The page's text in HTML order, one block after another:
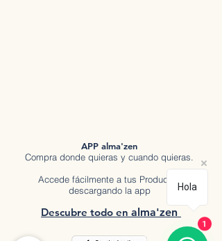
APP alma'zen
Compra donde quieras y cuando quieras.
Accede fácilmente a tus Productos
descargando la app
Descubre todo en a lma'zen
Hola
1